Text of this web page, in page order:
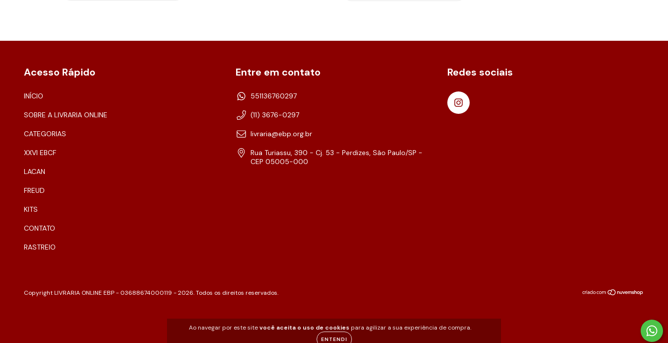
Ao navegar por este sitevocê aceita o uso de cookies para agilizar a sua experiência de compra.
ENTENDI
Acesso Rápido
INÍCIO
SOBRE A LIVRARIA ONLINE
CATEGORIAS
XXVI EBCF
LACAN
FREUD
KITS
CONTATO
RASTREIO
Entre em contato
551136760297
(11) 3676-0297
livraria@ebp.org.br
Rua Turiassu, 390 - Cj. 53 - Perdizes, São Paulo/SP -
CEP 05005-000
Redes sociais
Copyright LIVRARIA ONLINE EBP - 03688674000119 - 2026. Todos os direitos reservados.